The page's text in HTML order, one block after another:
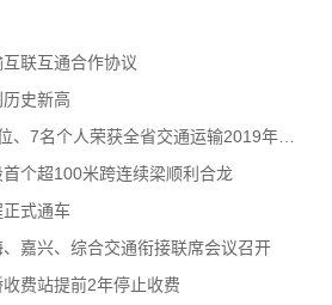
互联互通合作协议
史新高
全市交通运输系统3家单位、7名个人荣获全省交通运输2019年度扫黑除恶专项斗争先进集体和先
个超100米跨连续梁顺利合龙
式通车
嘉兴、综合交通衔接联席会议召开
费站提前2年停止收费